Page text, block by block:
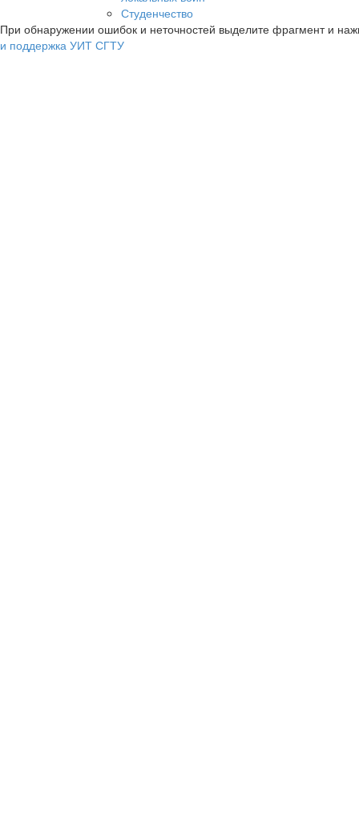
Студенчество
При обнаружении ошибок и неточностей выделите фрагмент и
и поддержка УИТ СГТУ